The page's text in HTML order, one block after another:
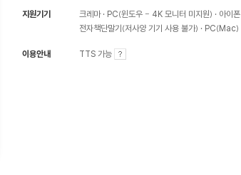
지원기기 크레마 PC(윈도우 - 4K 모니터 미지원) 아이폰
전자책단말기(저사양 기기 사용 불가)
PC(Mac)
이용안내 TTS 가능